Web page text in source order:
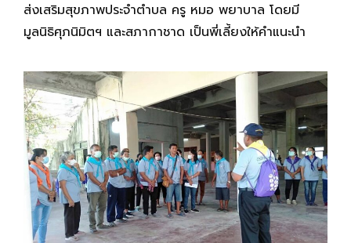
ส่งเสริมสุขภาพประจำตำบล ครู หมอ พยาบาล โดยมี
มูลนิธิศุภนิมิตฯ และสภากาชาด เป็นพี่เลี้ยงให้คำแนะนำ